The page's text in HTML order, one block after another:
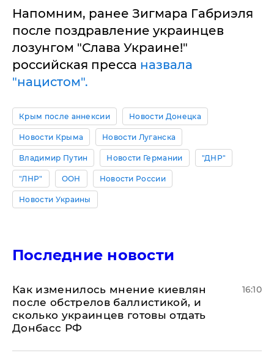
Напомним, ранее Зигмара Габриэля
после поздравление украинцев
лозунгом "Слава Украине!"
российская пресса назвала
"нацистом".
Крым после аннексии Новости Донецка
Новости Крыма Новости Луганска
Владимир Путин Новости Германии "ДНР"
"ЛНР" ООН Новости России
Новости Украины
Последние новости
Как изменилось мнение киевлян
после обстрелов баллистикой, и
сколько украинцев готовы отдать
Донбасс РФ
16:10